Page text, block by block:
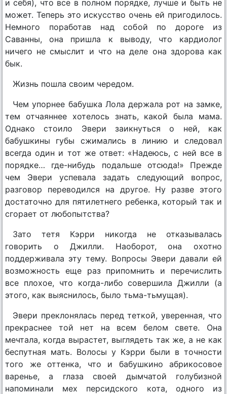
и себя), что все в полном порядке, лучше и быть не
может. Теперь это искусство очень ей пригодилось.
Немного поработав над собой по дороге из
Саванны, она пришла к выводу, что кардиолог
ничего не смыслит и что на деле она здорова как
бык.
Жизнь пошла своим чередом.
Чем упорнее бабушка Лола держала рот на замке,
тем отчаяннее хотелось знать, какой была мама.
Однако стоило Эвери заикнуться о ней, как
бабушкины губы сжимались в линию и следовал
всегда один и тот же ответ: «Надеюсь, с ней все в
порядке… где-нибудь подальше отсюда!» Прежде
чем Эвери успевала задать следующий вопрос,
разговор переводился на другое. Ну разве этого
достаточно для пятилетнего ребенка, который так и
сгорает от любопытства?
Зато тетя Кэрри никогда не отказывалась
говорить о Джилли. Наоборот, она охотно
поддерживала эту тему. Вопросы Эвери давали ей
возможность еще раз припомнить и перечислить
все плохое, что когда-либо совершила Джилли (а
этого, как выяснилось, было тьма-тьмущая).
Эвери преклонялась перед теткой, уверенная, что
прекраснее той нет на всем белом свете. Она
мечтала, когда вырастет, выглядеть так же, а не как
беспутная мать. Волосы у Кэрри были в точности
того же оттенка, что и бабушкино абрикосовое
варенье, а глаза своей дымчатой голубизной
напоминали мех персидского кота, одного из